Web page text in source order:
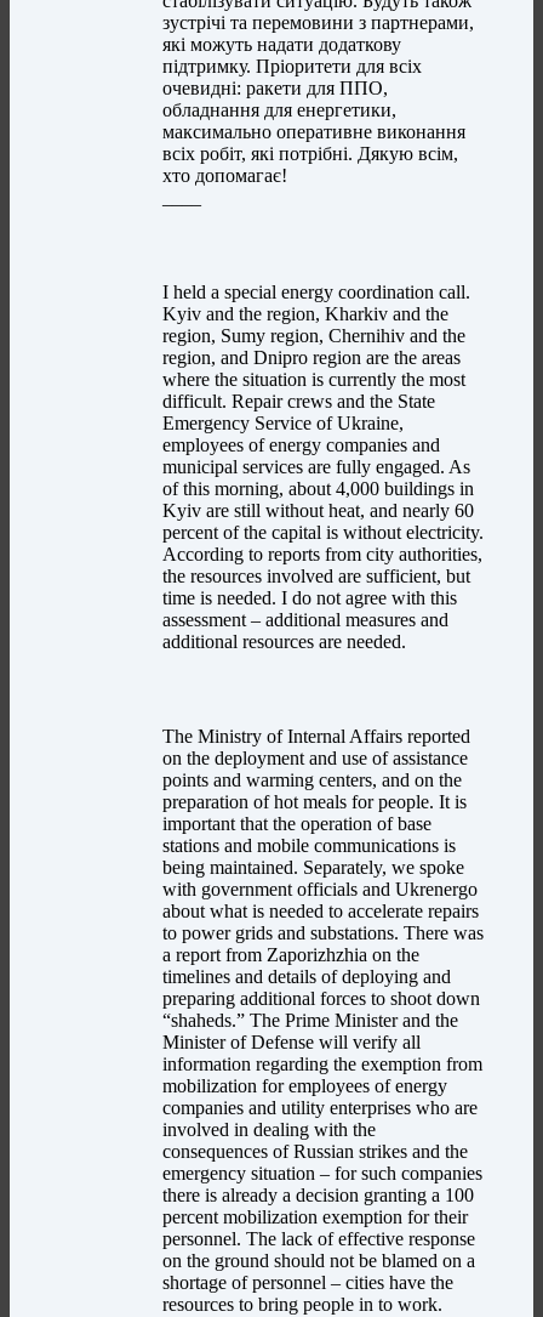
зустрічі та перемовини з партнерами,
які можуть надати додаткову
підтримку. Пріоритети для всіх
очевидні: ракети для ППО,
обладнання для енергетики,
максимально оперативне виконання
всіх робіт, які потрібні. Дякую всім,
хто допомагає!
I held a special energy coordination call.
Kyiv and the region, Kharkiv and the
region, Sumy region, Chernihiv and the
region, and Dnipro region are the areas
where the situation is currently the most
difficult. Repair crews and the State
Emergency Service of Ukraine,
employees of energy companies and
municipal services are fully engaged. As
of this morning, about 4,000 buildings in
Kyiv are still without heat, and nearly 60
percent of the capital is without electricity.
According to reports from city authorities,
the resources involved are sufficient, but
time is needed. I do not agree with this
assessment – additional measures and
additional resources are needed.
The Ministry of Internal Affairs reported
on the deployment and use of assistance
points and warming centers, and on the
preparation of hot meals for people. It is
important that the operation of base
stations and mobile communications is
being maintained. Separately, we spoke
with government officials and Ukrenergo
about what is needed to accelerate repairs
to power grids and substations. There was
a report from Zaporizhzhia on the
timelines and details of deploying and
preparing additional forces to shoot down
“shaheds.” The Prime Minister and the
Minister of Defense will verify all
information regarding the exemption from
mobilization for employees of energy
companies and utility enterprises who are
involved in dealing with the
consequences of Russian strikes and the
emergency situation – for such companies
there is already a decision granting a 100
percent mobilization exemption for their
personnel. The lack of effective response
on the ground should not be blamed on a
shortage of personnel – cities have the
resources to bring people in to work.